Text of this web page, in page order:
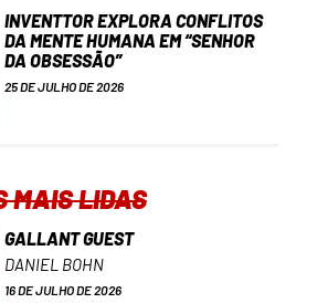
INVENTTOR EXPLORA CONFLITOS
DA MENTE HUMANA EM “SENHOR
DA OBSESSÃO”
25 DE JULHO DE 2026
MAIS LIDAS
GALLANT GUEST
DANIEL BOHN
16 DE JULHO DE 2026